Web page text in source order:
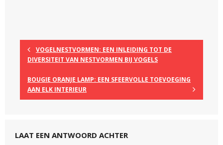
VOGELNESTVORMEN: EEN INLEIDING TOT DE
DIVERSITEIT VAN NESTVORMEN BIJ VOGELS
BOUGIE ORANJE LAMP: EEN SFEERVOLLE TOEVOEGING
AAN ELK INTERIEUR
LAAT EEN ANTWOORD ACHTER